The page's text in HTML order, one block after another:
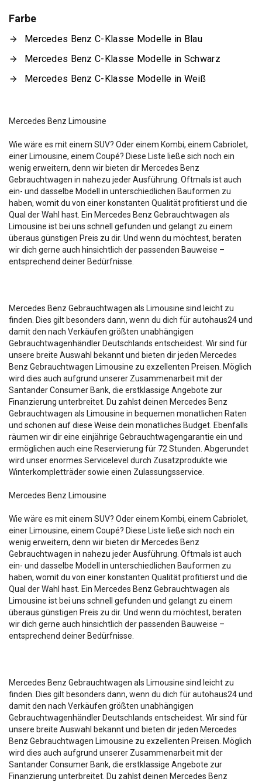
Farbe
Mercedes Benz C-Klasse Modelle in Blau
Mercedes Benz C-Klasse Modelle in Schwarz
Mercedes Benz C-Klasse Modelle in Weiß
Mercedes Benz Limousine
Wie wäre es mit einem SUV? Oder einem Kombi, einem Cabriolet,
einer Limousine, einem Coupé? Diese Liste ließe sich noch ein
wenig erweitern, denn wir bieten dir Mercedes Benz
Gebrauchtwagen in nahezu jeder Ausführung. Oftmals ist auch
ein- und dasselbe Modell in unterschiedlichen Bauformen zu
haben, womit du von einer konstanten Qualität profitierst und die
Qual der Wahl hast. Ein Mercedes Benz Gebrauchtwagen als
Limousine ist bei uns schnell gefunden und gelangt zu einem
überaus günstigen Preis zu dir. Und wenn du möchtest, beraten
wir dich gerne auch hinsichtlich der passenden Bauweise –
entsprechend deiner Bedürfnisse.
Mercedes Benz Gebrauchtwagen als Limousine sind leicht zu
finden. Dies gilt besonders dann, wenn du dich für autohaus24 und
damit den nach Verkäufen größten unabhängigen
Gebrauchtwagenhändler Deutschlands entscheidest. Wir sind für
unsere breite Auswahl bekannt und bieten dir jeden Mercedes
Benz Gebrauchtwagen Limousine zu exzellenten Preisen. Möglich
wird dies auch aufgrund unserer Zusammenarbeit mit der
Santander Consumer Bank, die erstklassige Angebote zur
Finanzierung unterbreitet. Du zahlst deinen Mercedes Benz
Gebrauchtwagen als Limousine in bequemen monatlichen Raten
und schonen auf diese Weise dein monatliches Budget. Ebenfalls
räumen wir dir eine einjährige Gebrauchtwagengarantie ein und
ermöglichen auch eine Reservierung für 72 Stunden. Abgerundet
wird unser enormes Servicelevel durch Zusatzprodukte wie
Winterkompletträder sowie einen Zulassungsservice.
Mercedes Benz Limousine
Wie wäre es mit einem SUV? Oder einem Kombi, einem Cabriolet,
einer Limousine, einem Coupé? Diese Liste ließe sich noch ein
wenig erweitern, denn wir bieten dir Mercedes Benz
Gebrauchtwagen in nahezu jeder Ausführung. Oftmals ist auch
ein- und dasselbe Modell in unterschiedlichen Bauformen zu
haben, womit du von einer konstanten Qualität profitierst und die
Qual der Wahl hast. Ein Mercedes Benz Gebrauchtwagen als
Limousine ist bei uns schnell gefunden und gelangt zu einem
überaus günstigen Preis zu dir. Und wenn du möchtest, beraten
wir dich gerne auch hinsichtlich der passenden Bauweise –
entsprechend deiner Bedürfnisse.
Mercedes Benz Gebrauchtwagen als Limousine sind leicht zu
finden. Dies gilt besonders dann, wenn du dich für autohaus24 und
damit den nach Verkäufen größten unabhängigen
Gebrauchtwagenhändler Deutschlands entscheidest. Wir sind für
unsere breite Auswahl bekannt und bieten dir jeden Mercedes
Benz Gebrauchtwagen Limousine zu exzellenten Preisen. Möglich
wird dies auch aufgrund unserer Zusammenarbeit mit der
Santander Consumer Bank, die erstklassige Angebote zur
Finanzierung unterbreitet. Du zahlst deinen Mercedes Benz